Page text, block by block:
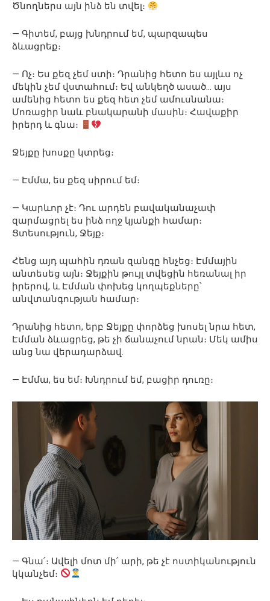
Ծնողներս այն ինձ են տվել։
— Գիտեմ, բայց խնդրում եմ, պարզապես
ձևացրեք։
— Ոչ։ Ես քեզ չեմ ստի։ Դրանից հետո ես այլևս ոչ
մեկին չեմ վստահում։ Եվ անկեղծ ասած… այս
ամենից հետո ես քեզ հետ չեմ ամուսնանա։
Մոռացիր նաև բնակարանի մասին։ Հավաքիր
իրերդ և գնա։
Ջեյքը խոսքը կտրեց։
— Էմմա, ես քեզ սիրում եմ։
— Կարևոր չէ։ Դու արդեն բավականաչափ
զարմացրել ես ինձ ողջ կյանքի համար։
Ցտեսություն, Ջեյք։
Հենց այդ պահին դռան զանգը հնչեց։ Էմմային
անտեսեց այն։ Ջեյքին թույլ տվեցին հեռանալ իր
իրերով, և Էմման փոխեց կողպեքները՝
անվտանգության համար։
Դրանից հետո, երբ Ջեյքը փորձեց խոսել նրա հետ,
Էմման ձևացրեց, թե չի ճանաչում նրան։ Մեկ ամիս
անց նա վերադարձավ.
— Էմմա, ես եմ։ Խնդրում եմ, բացիր դուռը։
— Գնա՛։ Ավելի մոտ մի՛ արի, թե չէ ոստիկանություն
կկանչեմ։